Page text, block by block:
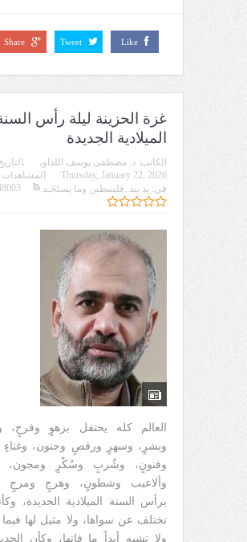
Like
Tweet
Share
غزة الحزينة ليلة رأس
الميلادية الجديدة
الكاتب: د. مصطفى يوسف اللداوي
Thursday, January 22, 2026
في: يد بيد..فلسطين وما يستَجَـد
المشاهدات
العالم كله يحتفل بزهوٍ وفرحٍ،
وبشرٍ، وسهرٍ ورقصٍ وجنون،
وفنونٍ، وشُربٍ وسُكْرٍ ومجون،
وألاعيب وشطونٍ، وهرجٍ ومرجٍ
برأس السنة الميلادية الجديدة،
تختلف عن سواها، ولا مثيل لها فيما
ولا تشبه أبداً ما فاتها، وكأن